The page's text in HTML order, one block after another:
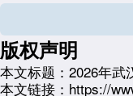
船舶与海洋工程：培养
才。
汽车服务工程：培养具
版权声明
本文标题： 2026年武
本文链接： https://